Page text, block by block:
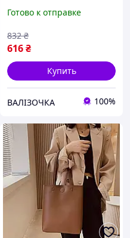
функциональная, черная
Готово к отправке
616₴
832 ₴
Купить
ВАЛІЗОЧКА 100%